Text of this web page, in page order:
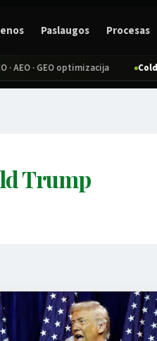
Paslaugos Procesas
AEO · GEO optimizacija Cold
Trump